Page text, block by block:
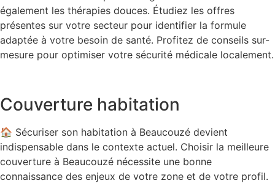
également les thérapies douces. Étudiez les offres
présentes sur votre secteur pour identifier la formule
adaptée à votre besoin de santé. Profitez de conseils sur-
mesure pour optimiser votre sécurité médicale localement.
Couverture habitation
🏠 Sécuriser son habitation à Beaucouzé devient
indispensable dans le contexte actuel. Choisir la meilleure
couverture à Beaucouzé nécessite une bonne
connaissance des enjeux de votre zone et de votre profil.